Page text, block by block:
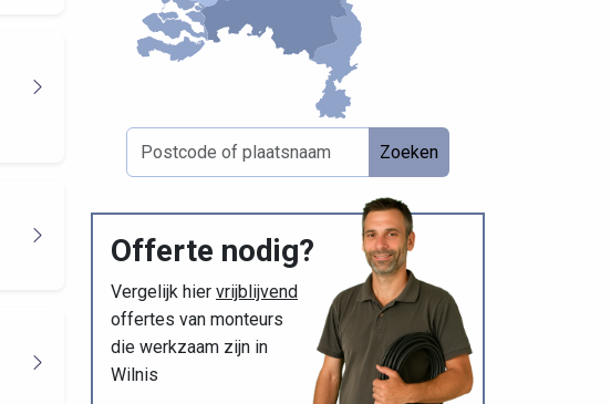
Zoeken
Offerte nodig?
Vergelijk hier vrijblijvend
offertes van monteurs
die werkzaam zijn in
Wilnis